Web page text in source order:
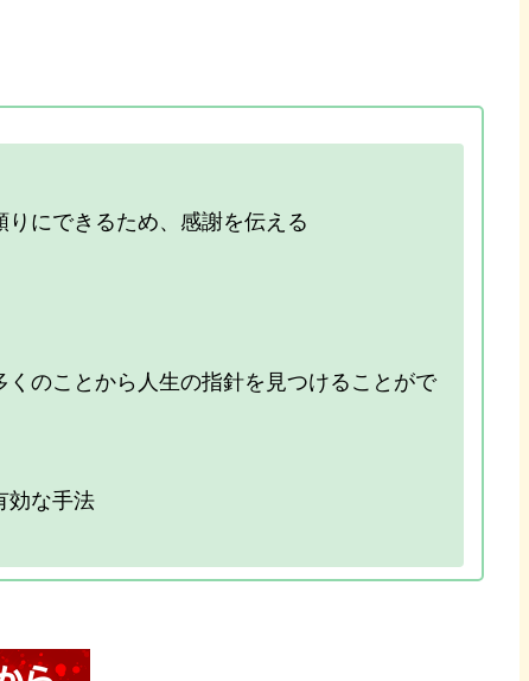
にできるため、感謝を伝える
のことから人生の指針を見つけることがで
効な手法